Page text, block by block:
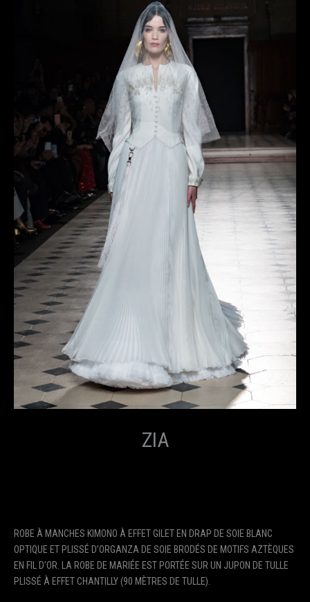
ZIA
ROBE À MANCHES KIMONO À EFFET GILET EN DRAP DE SOIE BLANC
OPTIQUE ET PLISSÉ D’ORGANZA DE SOIE BRODÉS DE MOTIFS AZTÈQUES
EN FIL D’OR. LA ROBE DE MARIÉE EST PORTÉE SUR UN JUPON DE TULLE
PLISSÉ À EFFET CHANTILLY (90 MÈTRES DE TULLE).